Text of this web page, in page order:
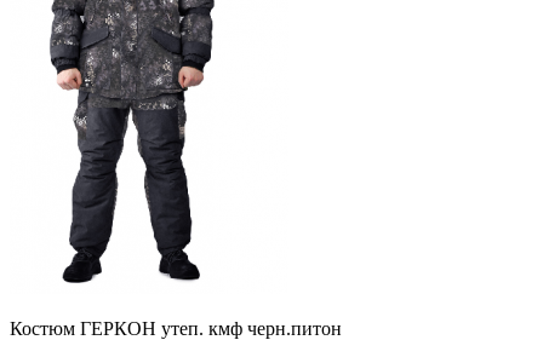
Костюм ГЕРКОН утеп. кмф черн.питон